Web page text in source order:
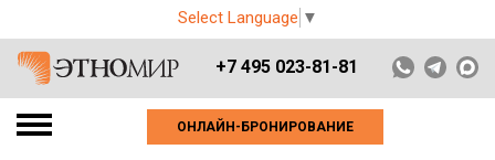
Select Language ▼
+7 495 023-81-81
ОНЛАЙН-БРОНИРОВАНИЕ